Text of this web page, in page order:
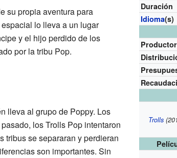
Duración
Idioma(s)
Trolls
su propia aventura para
lo lleva a un lugar
y el hijo perdido de los
por la tribu Pop.
lleva al grupo de Poppy. Los
los Trolls Pop intentaron
tribus se separaran y perdieran
son importantes. Sin